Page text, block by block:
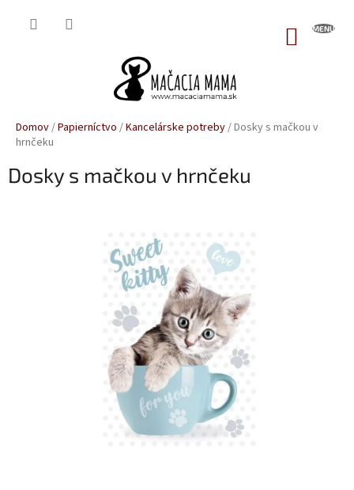
Domov/Papierníctvo /Kancelárske potreby/Dosky s mačkou v
hrnčeku
Dosky s mačkou v hrnčeku